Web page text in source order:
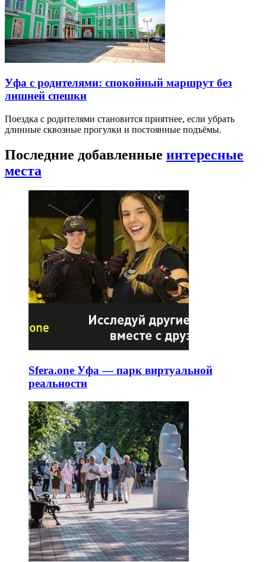
Уфа с родителями: спокойный маршрут без
лишней спешки
Поездка с родителями становится приятнее, если убрать
длинные сквозные прогулки и постоянные подъёмы.
Последние добавленные интересные
места
Sfera.one Уфа — парк виртуальной
реальности